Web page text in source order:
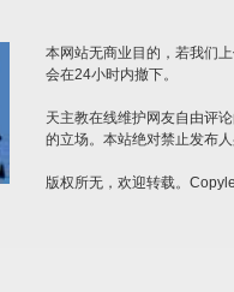
本网站无商业目的，若我们
会在24小时内撤下。
天主教在线维护网友自由评
的立场。本站绝对禁止发布
版权所无，欢迎转载。